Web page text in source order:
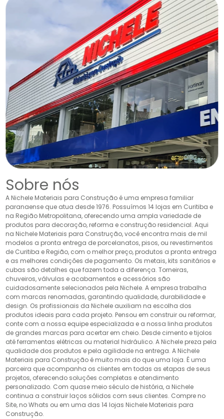
Sobre nós
A Nichele Materiais para Construção é uma empresa familiar
paranaense que atua desde 1976. Possuímos 14 lojas em Curitiba e
na Região Metropolitana, oferecendo uma ampla variedade de
produtos para decoração, reforma e construção residencial. Aqui
na Nichele Materiais para Construção, você encontra mais de mil
modelos a pronta entrega de porcelanatos, pisos, ou revestimentos
de Curitiba e Região, com o melhor preço, produtos a pronta entrega
e as melhores condições de pagamento. Os metais, kits sanitários e
cubas são detalhes que fazem toda a diferença. Torneiras,
chuveiros, válvulas e acabamentos e acessórios são
cuidadosamente selecionados pela Nichele. A empresa trabalha
com marcas renomadas, garantindo qualidade, durabilidade e
design. Os profissionais da Nichele auxiliam na escolha dos
produtos ideais para cada projeto. Pensou em construir ou reformar,
conte com a nossa equipe especializada e a nossa linha produtos
de grandes marcas para acertar em cheio. Desde cimento e tijolos
até ferramentas elétricas ou material hidráulico. A Nichele preza pela
qualidade dos produtos e pela agilidade na entrega. A Nichele
Materiais para Construção é muito mais do que uma loja. É uma
parceira que acompanha os clientes em todas as etapas de seus
projetos, oferecendo soluções completas e atendimento
personalizado. Com quase meio século de história, a Nichele
continua a construir laços sólidos com seus clientes. Compre no
Site, no Whats ou em uma das 14 lojas Nichele Materiais para
Construção.